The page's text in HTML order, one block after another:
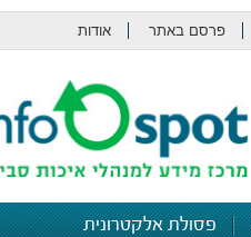
פרסם באתר אודות
פסולת אלקטרונית